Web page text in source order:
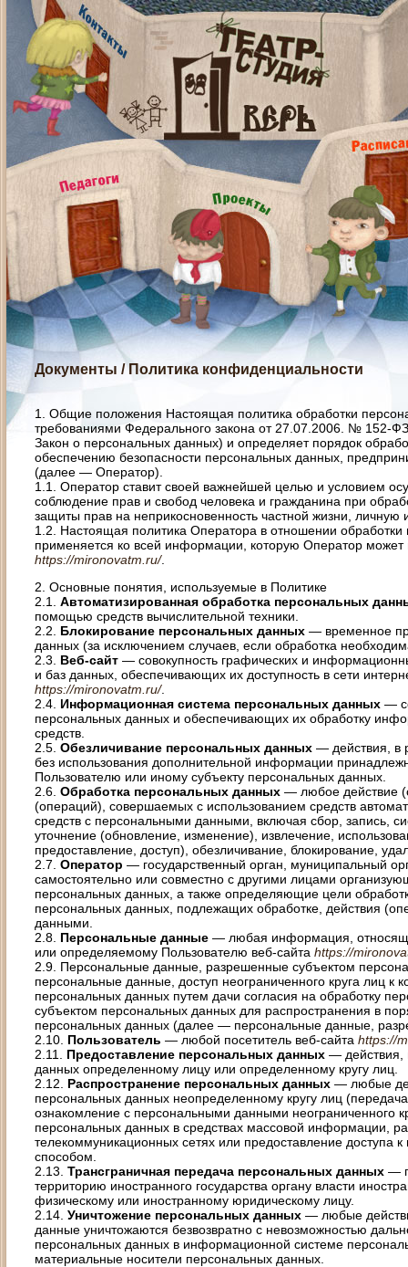
Документы /Политика конфиденциальности
1. Общие положения Настоящая политика обработки
требованиями Федерального закона от 27.07.2006. № 152-
Закон о персональных данных) и определяет порядок
обеспечению безопасности персональных данных,
(далее — Оператор).
1.1. Оператор ставит своей важнейшей целью и условием
соблюдение прав и свобод человека и гражданина при
защиты прав на неприкосновенность частной жизни, личную
1.2. Настоящая политика Оператора в отношении
применяется ко всей информации, которую Оператор может
https://mironovatm.ru/.
2. Основные понятия, используемые в Политике
2.1. Автоматизированная обработка персональных
помощью средств вычислительной техники.
2.2. Блокирование персональных данных — временное
данных (за исключением случаев, если обработка
2.3. Веб-сайт — совокупность графических и
и баз данных, обеспечивающих их доступность в сети
https://mironovatm.ru/.
2.4. Информационная система персональных данных —
персональных данных и обеспечивающих их обработку
средств.
2.5. Обезличивание персональных данных — действия, в
без использования дополнительной информации
Пользователю или иному субъекту персональных данных.
2.6. Обработка персональных данных — любое действие
(операций), совершаемых с использованием средств
средств с персональными данными, включая сбор, запись,
уточнение (обновление, изменение), извлечение,
предоставление, доступ), обезличивание, блокирование,
2.7. Оператор — государственный орган, муниципальный
самостоятельно или совместно с другими лицами
персональных данных, а также определяющие цели
персональных данных, подлежащих обработке, действия
данными.
2.8. Персональные данные — любая информация,
или определяемому Пользователю веб-сайта https://
2.9. Персональные данные, разрешенные субъектом
персональные данные, доступ неограниченного круга лиц к
персональных данных путем дачи согласия на обработку
субъектом персональных данных для распространения в
персональных данных (далее — персональные данные,
2.10. Пользователь — любой посетитель веб-сайта https://
2.11. Предоставление персональных данных — действия,
данных определенному лицу или определенному кругу лиц.
2.12. Распространение персональных данных — любые
персональных данных неопределенному кругу лиц
ознакомление с персональными данными неограниченного
персональных данных в средствах массовой информации,
телекоммуникационных сетях или предоставление
способом.
2.13. Трансграничная передача персональных данных —
территорию иностранного государства органу власти
физическому или иностранному юридическому лицу.
2.14. Уничтожение персональных данных — любые
данные уничтожаются безвозвратно с невозможностью
персональных данных в информационной системе
материальные носители персональных данных.